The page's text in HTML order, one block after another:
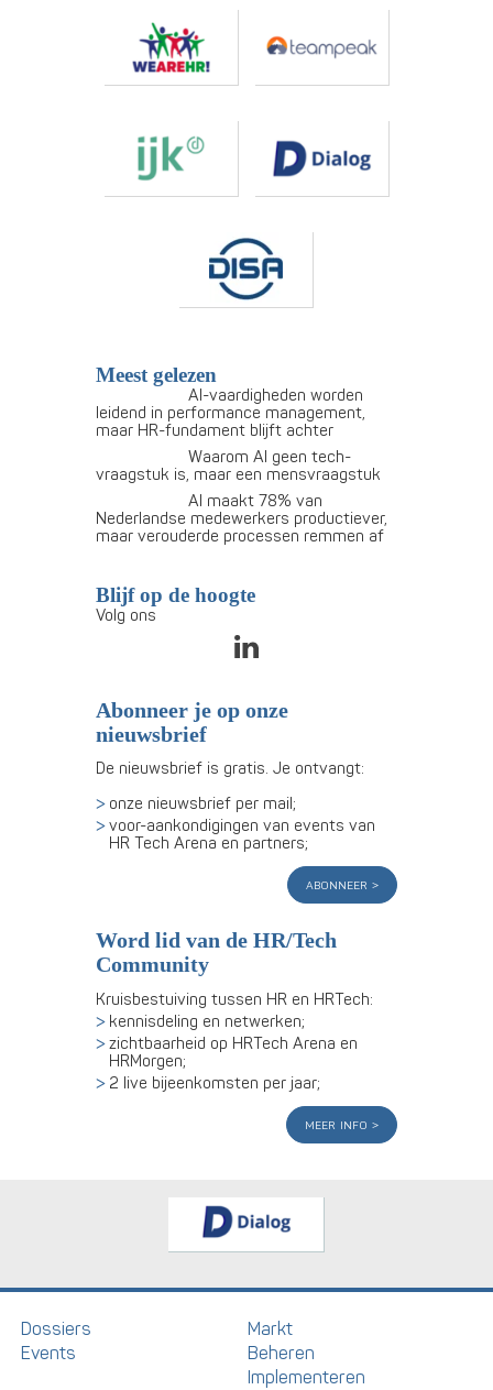
Meest gelezen
AI-vaardigheden worden
leidend in performance management,
maar HR-fundament blijft achter
Waarom AI geen tech-
vraagstuk is, maar een mensvraagstuk
AI maakt 78% van
Nederlandse medewerkers productiever,
maar verouderde processen remmen af
Blijf op de hoogte
Volg ons
Abonneer je op onze
nieuwsbrief
De nieuwsbrief is gratis. Je ontvangt:
onze nieuwsbrief per mail;
voor-aankondigingen van events van
HR Tech Arena en partners;
abonneer
Word lid van de HR/Tech
Community
Kruisbestuiving tussen HR en HRTech:
kennisdeling en netwerken;
zichtbaarheid op HRTech Arena en
HRMorgen;
2 live bijeenkomsten per jaar;
meer info
Dossiers
Events
Markt
Beheren
Implementeren